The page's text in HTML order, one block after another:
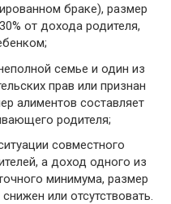
браке), размер
от дохода родителя,
семье и один из
прав или признан
алиментов составляет
родителя;
совместного
а доход одного из
минимума, размер
или отсутствовать.